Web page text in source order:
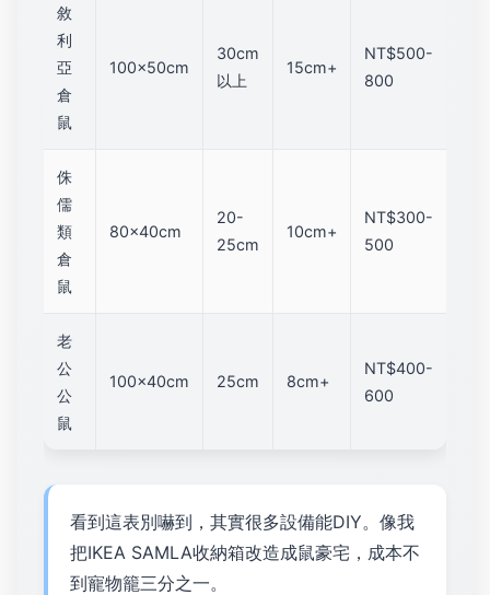
敘
利
亞
倉
鼠
100x50cm
30cm
以上
15cm+
NT$500-
800
侏
儒
類
倉
鼠
80x40cm
20-
25cm
10cm+
NT$300-
500
老
公
公
鼠
100x40cm 25cm 8cm+
NT$400-
600
看到這表別嚇到，其實很多設備能DIY。像我
把IKEA SAMLA收納箱改造成鼠豪宅，成本不
到寵物籠三分之一。